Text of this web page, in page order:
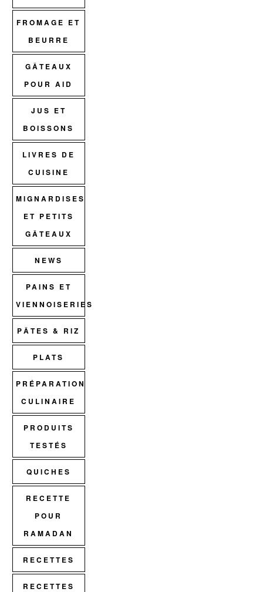
FROMAGE ET
BEURRE
GÂTEAUX
POUR AID
JUS ET
BOISSONS
LIVRES DE
CUISINE
MIGNARDISES
ET PETITS
GÂTEAUX
NEWS
PAINS ET
VIENNOISERIES
PÂTES & RIZ
PLATS
PRÉPARATION
CULINAIRE
PRODUITS
TESTÉS
QUICHES
RECETTE
POUR
RAMADAN
RECETTES
RECETTES